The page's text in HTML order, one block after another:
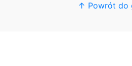
↑ Powrót do